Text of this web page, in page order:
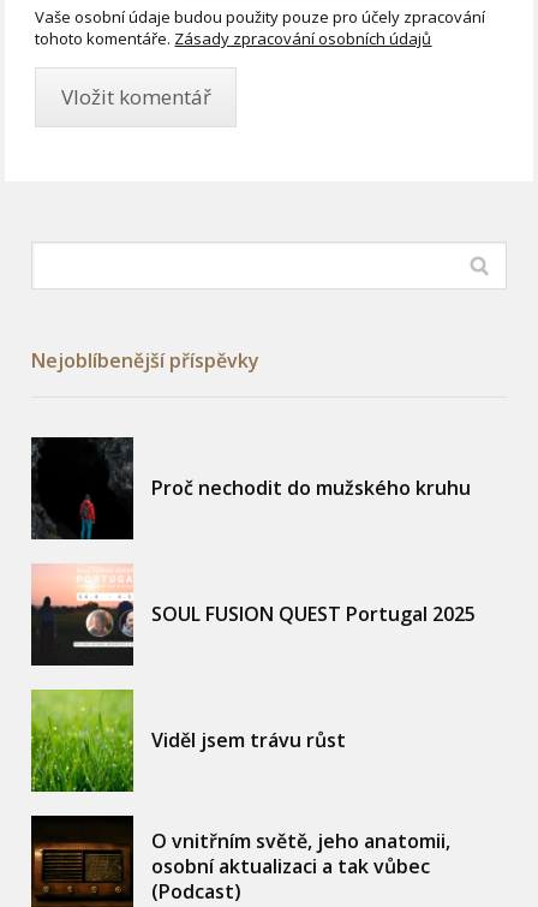
Vaše osobní údaje budou použity pouze pro účely zpracování
tohoto komentáře. Zásady zpracování osobních údajů
Nejoblíbenější příspěvky
Proč nechodit do mužského kruhu
SOUL FUSION QUEST Portugal 2025
Viděl jsem trávu růst
O vnitřním světě, jeho anatomii,
osobní aktualizaci a tak vůbec
(Podcast)